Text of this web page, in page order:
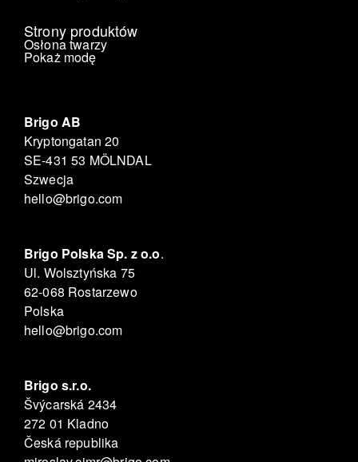
Strony produktów
Osłona twarzy
Pokaż modę
Brigo AB
Kryptongatan 20
SE-431 53 MÖLNDAL
Szwecja
hello@brigo.com
Brigo Polska Sp. z o.o.
Ul. Wolsztyńska 75
62-068 Rostarzewo
Polska
hello@brigo.com
Brigo s.r.o.
Švýcarská 2434
272 01 Kladno
Česká republika